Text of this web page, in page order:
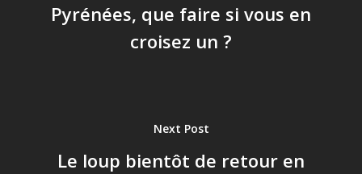
Pyrénées, que faire si vous en
croisez un ?
Next Post
Le loup bientôt de retour en